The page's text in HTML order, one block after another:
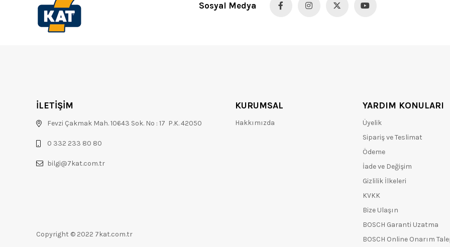
Sosyal Medya
İLETİŞİM
Fevzi Çakmak Mah. 10643 Sok. No : 17 P.K. 42050
0 332 233 80 80
bilgi@7kat.com.tr
Copyright © 2022 7kat.com.tr
KURUMSAL
Hakkımızda
YARDIM KONULARI
Üyelik
Sipariş ve Teslimat
Ödeme
İade ve Değişim
Gizlilik İlkeleri
KVKK
Bize Ulaşın
BOSCH Garanti Uzatma
BOSCH Online Onarım